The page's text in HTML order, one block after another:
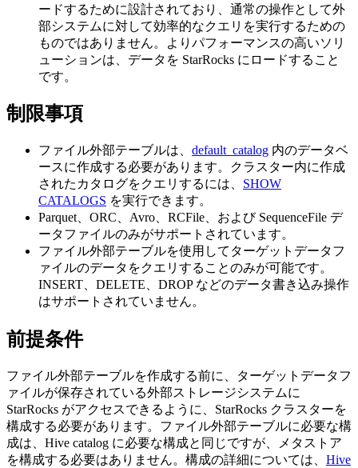
ードするために設計されており、通常の操作として外
部システムに対して効率的なクエリを実行するための
ものではありません。よりパフォーマンスの高いソリ
ューションは、データを StarRocks にロードすること
です。
制限事項
ファイル外部テーブルは、 default_catalog 内のデータベ
ースに作成する必要があります。クラスター内に作成
されたカタログをクエリするには、 SHOW
CATALOGS を実行できます。
Parquet、ORC、Avro、RCFile、および SequenceFile デ
ータファイルのみがサポートされています。
ファイル外部テーブルを使用してターゲットデータフ
ァイルのデータをクエリすることのみが可能です。
INSERT、DELETE、DROP などのデータ書き込み操作
はサポートされていません。
前提条件
ファイル外部テーブルを作成する前に、ターゲットデータフ
ァイルが保存されている外部ストレージシステムに
StarRocks がアクセスできるように、StarRocks クラスターを
構成する必要があります。ファイル外部テーブルに必要な構
成は、Hive catalog に必要な構成と同じですが、メタストア
を構成する必要はありません。構成の詳細については、 Hive